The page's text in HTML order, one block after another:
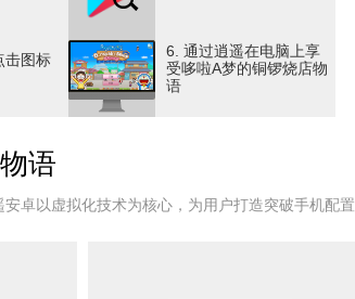
击图标
6. 通过逍遥在电脑上享
受哆啦A梦的铜锣烧店物
语
语
卓以虚拟化技术为核心，为用户打造突破手机配置